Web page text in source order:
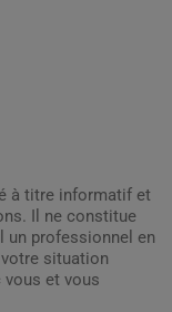
à titre informatif et
Il ne constitue
un professionnel en
situation
vous et vous